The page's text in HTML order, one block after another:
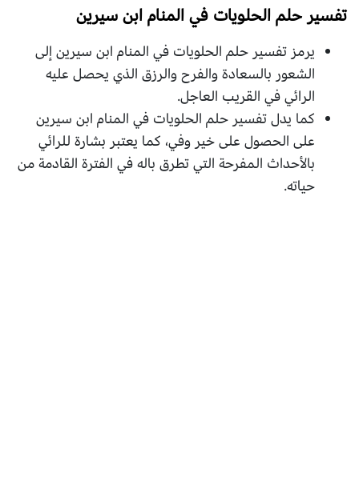
تفسير حلم الحلويات في المنام ابن سيرين
يرمز تفسير حلم الحلويات في المنام ابن سيرين إلى
الشعور بالسعادة والفرح والرزق الذي يحصل عليه
الرائي في القريب العاجل.
كما يدل تفسير حلم الحلويات في المنام ابن سيرين
على الحصول على خير وفي، كما يعتبر بشارة للرائي
بالأحداث المفرحة التي تطرق باله في الفترة القادمة من
حياته.